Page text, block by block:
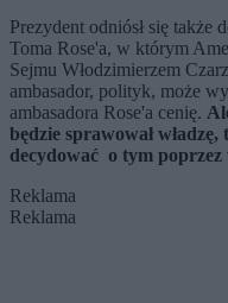
Prezydent odniósł się także
Toma Rose'a, w którym
Sejmu Włodzimierzem
ambasador, polityk, może
ambasadora Rose'a cenię.
będzie sprawował
decydować o tym poprzez
Reklama
Reklama